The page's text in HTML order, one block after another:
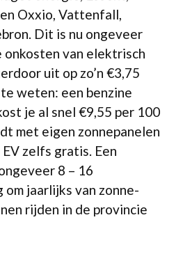
Oxxio, Vattenfall,
Dit is nu ongeveer
onkosten van elektrisch
uit op zo’n €3,75
weten: een benzine
je al snel €9,55 per 100
met eigen zonnepanelen
zelfs gratis. Een
8 – 16
om jaarlijks van zonne-
rijden in de provincie